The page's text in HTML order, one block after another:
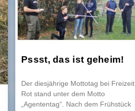
Pssst, das ist geheim!
Der diesjährige Mottotag bei Freizeit
Rot stand unter dem Motto
„Agententag“. Nach dem Frühstück